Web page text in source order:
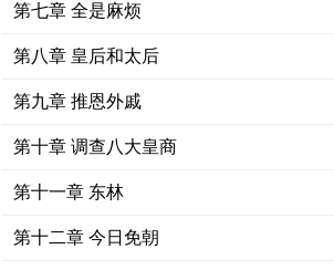
第七章 全是麻烦
第八章 皇后和太后
第九章 推恩外戚
第十章 调查八大皇商
第十一章 东林
第十二章 今日免朝